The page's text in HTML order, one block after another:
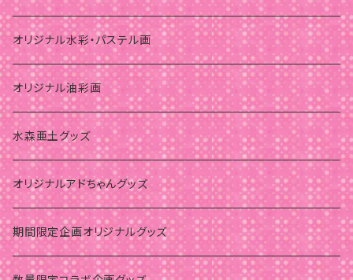
オリジナル水彩・パステル画
オリジナル油彩画
水森亜土グッズ
オリジナルアドちゃんグッズ
期間限定企画オリジナルグッズ